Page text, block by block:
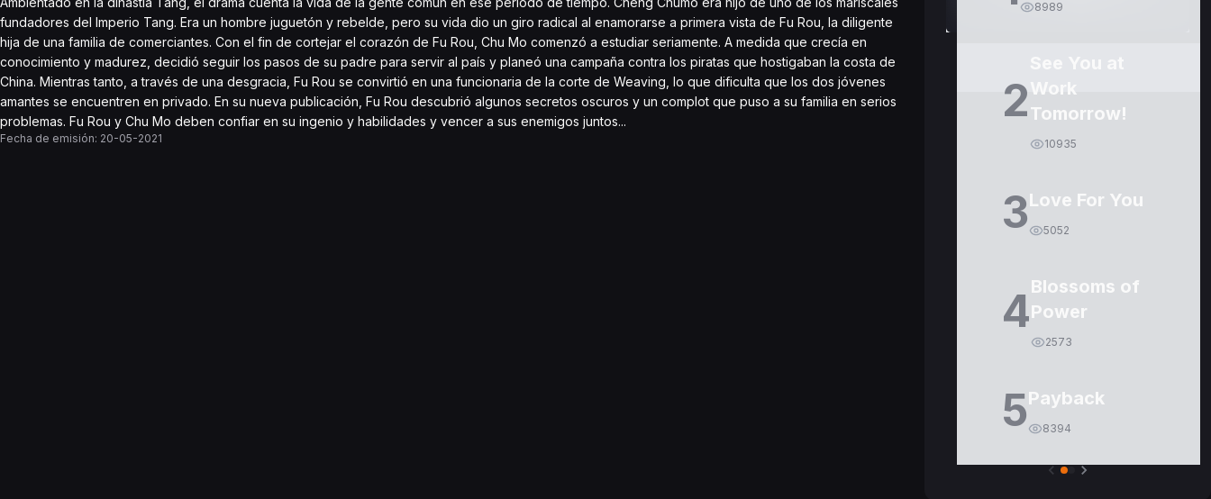
fundadores del Imperio Tang. Era un hombre juguetón y rebelde, pero su vida dio un giro radical al enamorarse a primera vista de Fu Rou, la diligente
hija de una familia de comerciantes. Con el fin de cortejar el corazón de Fu Rou, Chu Mo comenzó a estudiar seriamente. A medida que crecía en
conocimiento y madurez, decidió seguir los pasos de su padre para servir al país y planeó una campaña contra los piratas que hostigaban la costa de
China. Mientras tanto, a través de una desgracia, Fu Rou se convirtió en una funcionaria de la corte de Weaving, lo que dificulta que los dos jóvenes
amantes se encuentren en privado. En su nueva publicación, Fu Rou descubrió algunos secretos oscuros y un complot que puso a su familia en serios
problemas. Fu Rou y Chu Mo deben confiar en su ingenio y habilidades y vencer a sus enemigos juntos...
Fecha de emisión: 20-05-2021
8989
2Work
Tomorrow!
10935
3Love For You
5052
4Blossoms of
Power
2573
5Payback
8394